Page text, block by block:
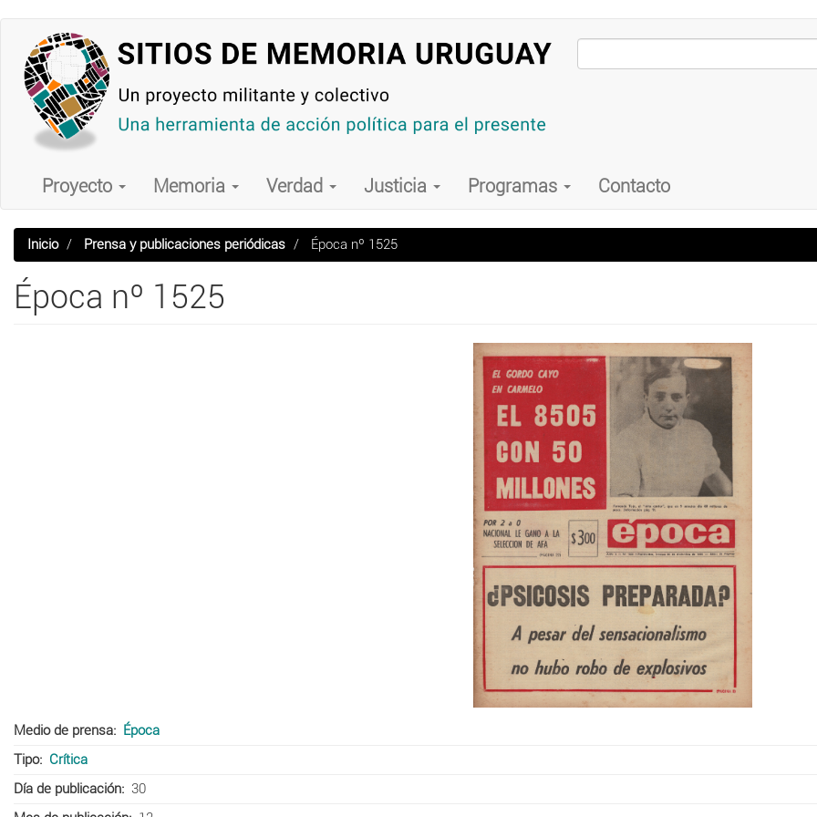
contenido
principal
Main
navigation
Proyecto Memoria Verdad Justicia Programas Contacto
Inicio Prensa y publicaciones periódicas Época nº 1525
Época nº 1525
Medio de prensa
Época
Tipo
Crítica
Día de publicación
30